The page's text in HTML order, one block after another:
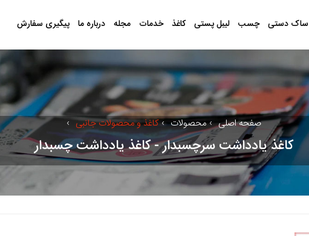
ساک دستی چسب لیبل پستی کاغذ خدمات مجله درباره ما پیگیری سفارش
صفحه اصلی › محصولات › کاغذ و محصولات جانبی ›
کاغذ یادداشت سرچسبدار - کاغذ یادداشت چسبدار